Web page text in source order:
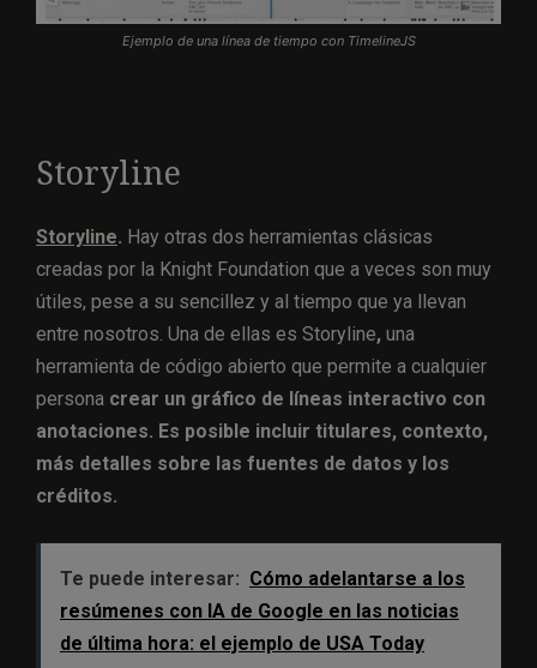
Ejemplo de una línea de tiempo con TimelineJS
Storyline
Storyline. Hay otras dos herramientas clásicas
creadas por la Knight Foundation que a veces son muy
útiles, pese a su sencillez y al tiempo que ya llevan
entre nosotros. Una de ellas es Storyline, una
herramienta de código abierto que permite a cualquier
persona crear un gráfico de líneas interactivo con
anotaciones. Es posible incluir titulares, contexto,
más detalles sobre las fuentes de datos y los
créditos.
Te puede interesar: Cómo adelantarse a los
resúmenes con IA de Google en las noticias
de última hora: el ejemplo de USA Today